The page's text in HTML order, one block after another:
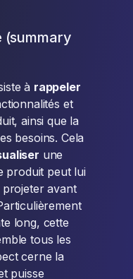
(summary
à rappeler
et
ainsi que la
besoins. Cela
une
produit peut lui
projeter avant
long, cette
tous les
cerne la
puisse